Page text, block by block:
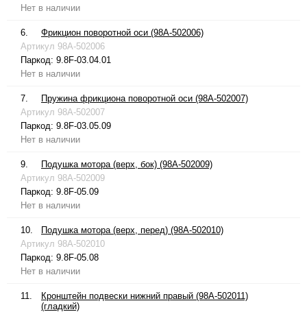
Нет в наличии
6.
Фрикцион поворотной оси (98A-502006)
Артикул 98A-502006
Паркод: 9.8F-03.04.01
Нет в наличии
7.
Пружина фрикциона поворотной оси (98A-502007)
Артикул 98A-502007
Паркод: 9.8F-03.05.09
Нет в наличии
9.
Подушка мотора (верх, бок) (98A-502009)
Артикул 98A-502009
Паркод: 9.8F-05.09
Нет в наличии
10.
Подушка мотора (верх, перед) (98A-502010)
Артикул 98A-502010
Паркод: 9.8F-05.08
Нет в наличии
11.
Кронштейн подвески нижний правый (98A-502011)
(гладкий)